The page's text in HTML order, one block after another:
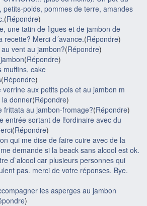
petits-poids, pommes de terre, amandes
(Répondre)
une tatin de figues et de jambon de
recette? Merci d´avance.(Répondre)
vent au jambon?(Répondre)
(Répondre)
muffins, cake
(Répondre)
aux petits pois et au jambon m
donner(Répondre)
frittata au jambon-fromage?(Répondre)
entrée sortant de l!ordinaire avec du
(Répondre)
qui me dise de faire cuire avec de la
demande si la beack sans alcool est ok.
d`alcool car plusieurs personnes qui
pas. merci de votre réponses. Bye.
les asperges au jambon
)